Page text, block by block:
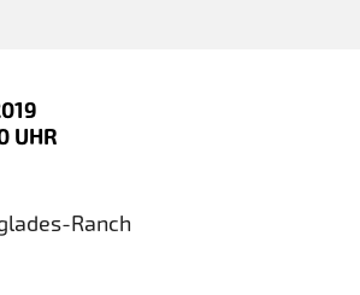
UHR
Ranch